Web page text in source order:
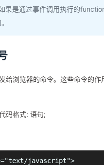
果是通过事件调用执行的
给浏览器的命令。这些命令的作
码格式: 语句;
javascript">